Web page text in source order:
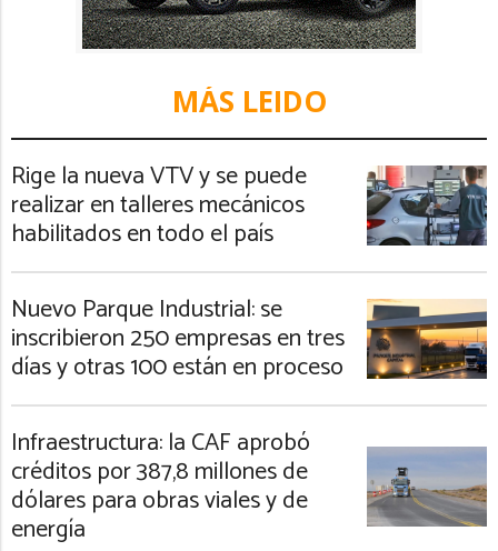
MÁS LEIDO
Rige la nueva VTV y se puede
realizar en talleres mecánicos
habilitados en todo el país
Nuevo Parque Industrial: se
inscribieron 250 empresas en tres
días y otras 100 están en proceso
Infraestructura: la CAF aprobó
créditos por 387,8 millones de
dólares para obras viales y de
energía